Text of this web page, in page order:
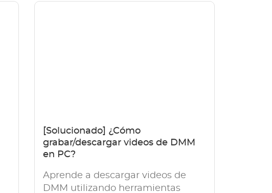
[Solucionado] ¿Cómo
grabar/descargar videos de DMM
en PC?
Aprende a descargar videos de
DMM utilizando herramientas